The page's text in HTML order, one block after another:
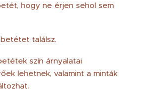
hogy ne érjen sehol sem
találsz.
szín árnyalatai
lehetnek, valamint a minták